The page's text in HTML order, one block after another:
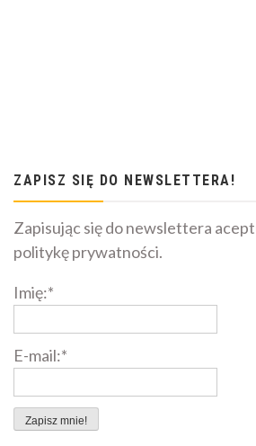
ZAPISZ SIĘ DO NEWSLETTERA!
Zapisując się do newslettera
politykę prywatności.
Imię:*
E-mail:*